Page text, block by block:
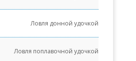
Ловля донной удочкой
Ловля поплавочной удочкой